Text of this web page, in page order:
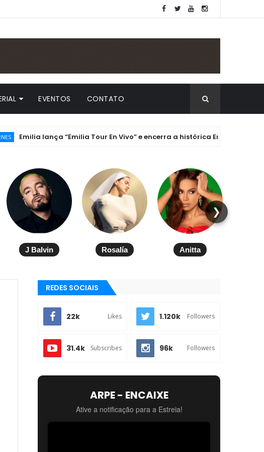
EVENTOS CONTATO
lança “Emilia Tour En Vivo” e encerra a histórica Era ".mp3" com chave
J Balvin Rosalía Anitta
❯
REDES SOCIAIS
22k Likes 1.120k Followers
31.4k Subscribes 96k Followers
ARPE - ENCAIXE
Ative a notificação para a Estreia!